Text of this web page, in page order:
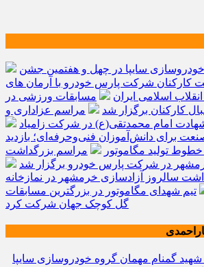
سایپا در چهل و هفتمین جشن
کارکنان شرکت پارس خودرو با آرمان های
اسلامی ایران
مسابقات ورزشی در
کارکنان برگزار شد
مراسم عزاداری و
امام محمدتقی(ع) در شرکت زامیاد
برای دانش‌آموزان فنی‌وحرفه‌ای؛ بازدید
تولید مگاموتور
مراسم بزرگداشت
در شرکت پارس خودرو برگزار شد
سالروز آزادسازی خرمشهر در نمازخانه
تیم شهدای مگاموتور در بزرگترین مسابقات
گل کوچک جهان شرکت کرد